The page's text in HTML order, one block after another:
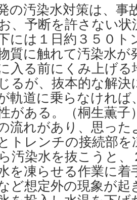
の汚染水対策は、事
、予断を許さない
には１日約３５０ト
質に触れて汚染水が
入る前にくみ上げ
るが、抜本的な解
軌道に乗らなければ
がある。（桐生薫子
流れがあり、思っ
トレンチの接続部
汚染水を抜こうと、
を凍らせる作業に着
ど想定外の現象が起